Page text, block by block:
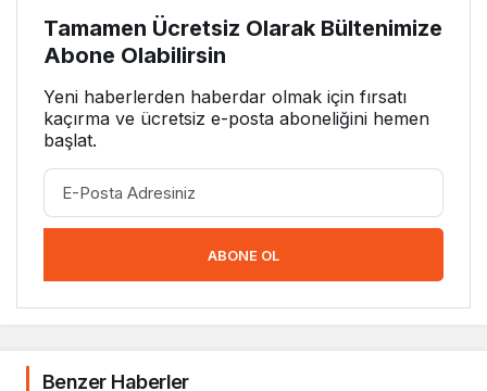
Tamamen Ücretsiz Olarak Bültenimize
Abone Olabilirsin
Yeni haberlerden haberdar olmak için fırsatı
kaçırma ve ücretsiz e-posta aboneliğini hemen
başlat.
ABONE OL
Benzer Haberler